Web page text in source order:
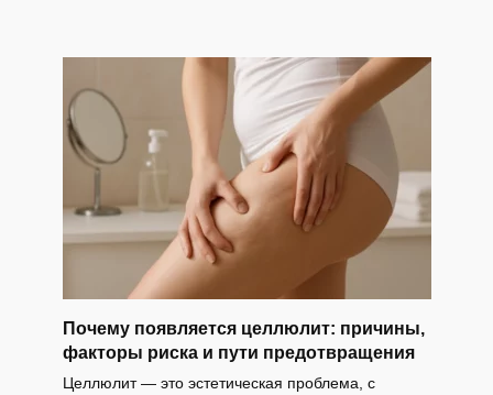
Почему появляется целлюлит: причины,
факторы риска и пути предотвращения
Целлюлит — это эстетическая проблема, с